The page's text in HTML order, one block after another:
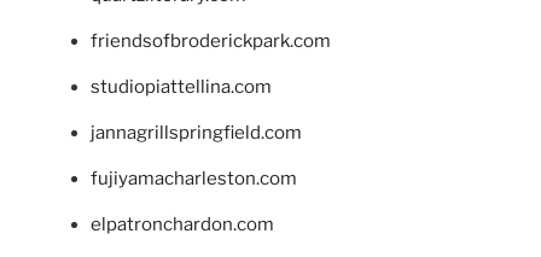
friendsofbroderickpark.com
studiopiattellina.com
jannagrillspringfield.com
fujiyamacharleston.com
elpatronchardon.com